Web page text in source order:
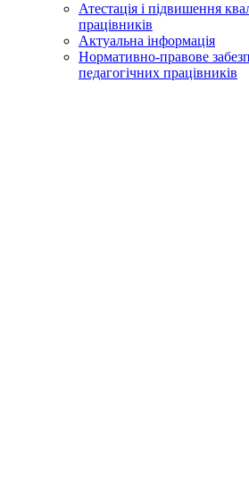
Атестація і підвишення
працівників
Актуальна інформація
Нормативно-правове
педагогічних працівників